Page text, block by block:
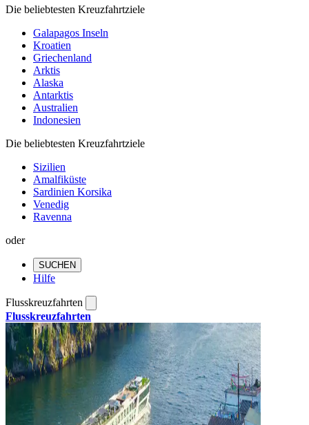
Die beliebtesten Kreuzfahrtziele
Galapagos Inseln
Kroatien
Griechenland
Arktis
Alaska
Antarktis
Australien
Indonesien
Die beliebtesten Kreuzfahrtziele
Sizilien
Amalfiküste
Sardinien Korsika
Venedig
Ravenna
oder
SUCHEN
Hilfe
Flusskreuzfahrten
Flusskreuzfahrten